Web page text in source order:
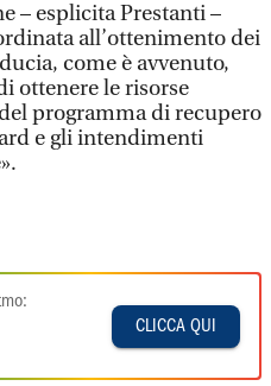
– esplicita Prestanti –
all’ottenimento dei
come è avvenuto,
ottenere le risorse
programma di recupero
e gli intendimenti
CLICCA QUI